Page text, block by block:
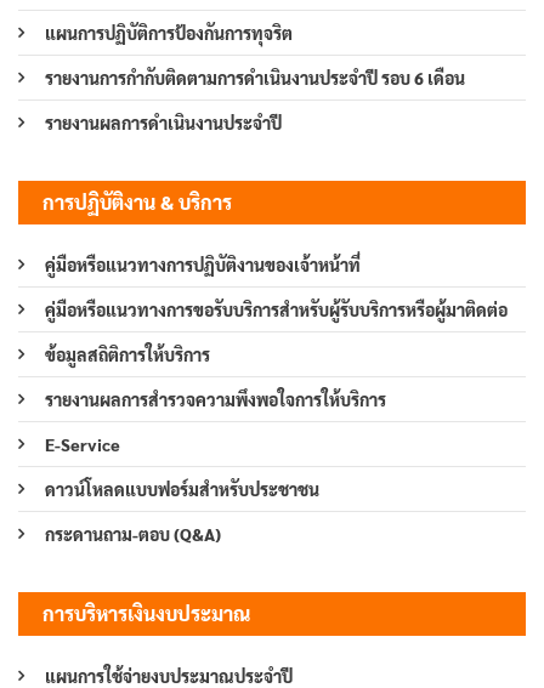
แผนการปฏิบัติการป้องกันการทุจริต
รายงานการกำกับติดตามการดำเนินงานประจำปี รอบ 6 เดือน
รายงานผลการดำเนินงานประจำปี
การปฏิบัติงาน & บริการ
คู่มือหรือแนวทางการปฏิบัติงานของเจ้าหน้าที่
คู่มือหรือแนวทางการขอรับบริการสำหรับผู้รับบริการหรือผู้มาติดต่อ
ข้อมูลสถิติการให้บริการ
รายงานผลการสำรวจความพึงพอใจการให้บริการ
E-Service
ดาวน์โหลดแบบฟอร์มสำหรับประชาชน
กระดานถาม-ตอบ (Q&A)
การบริหารเงินงบประมาณ
แผนการใช้จ่ายงบประมาณประจำปี